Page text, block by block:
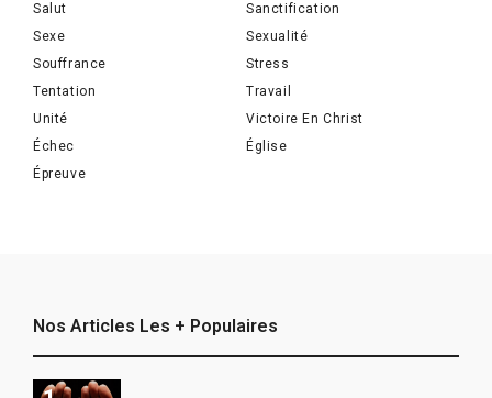
Salut
Sanctification
Sexe
Sexualité
Souffrance
Stress
Tentation
Travail
Unité
Victoire En Christ
Échec
Église
Épreuve
Nos Articles Les + Populaires